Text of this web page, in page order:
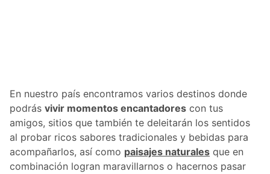
En nuestro país encontramos varios destinos donde
podrás vivir momentos encantadores con tus
amigos, sitios que también te deleitarán los sentidos
al probar ricos sabores tradicionales y bebidas para
acompañarlos, así como paisajes naturales que en
combinación logran maravillarnos o hacernos pasar